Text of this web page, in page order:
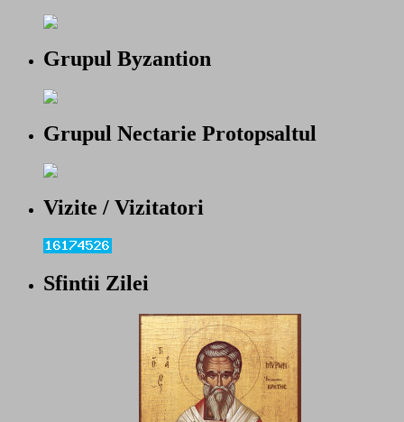
Grupul Byzantion
Grupul Nectarie Protopsaltul
Vizite / Vizitatori
Sfintii Zilei